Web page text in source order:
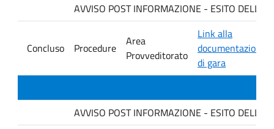
AVVISO POST INFORMAZIONE - ESITO DELLA
Concluso Procedure
Area
Provveditorato
Link alla
documentazione
di gara
AVVISO POST INFORMAZIONE - ESITO